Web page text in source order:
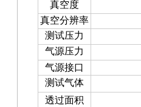
真空度
真空分辨率
测试压力
气源压力
气源接口
测试气体
透过面积